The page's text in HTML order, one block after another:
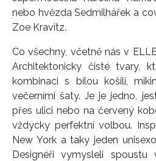
nebo hvězda Sedmilhářek a
Zoe Kravitz.
Co všechny, včetně nás v
Architektonicky čisté tvary,
kombinaci s bílou košilí,
večerními šaty. Je je jedno,
přes ulici nebo na červený
vždycky perfektní volbou.
New York a taky jeden
Designéři vymysleli